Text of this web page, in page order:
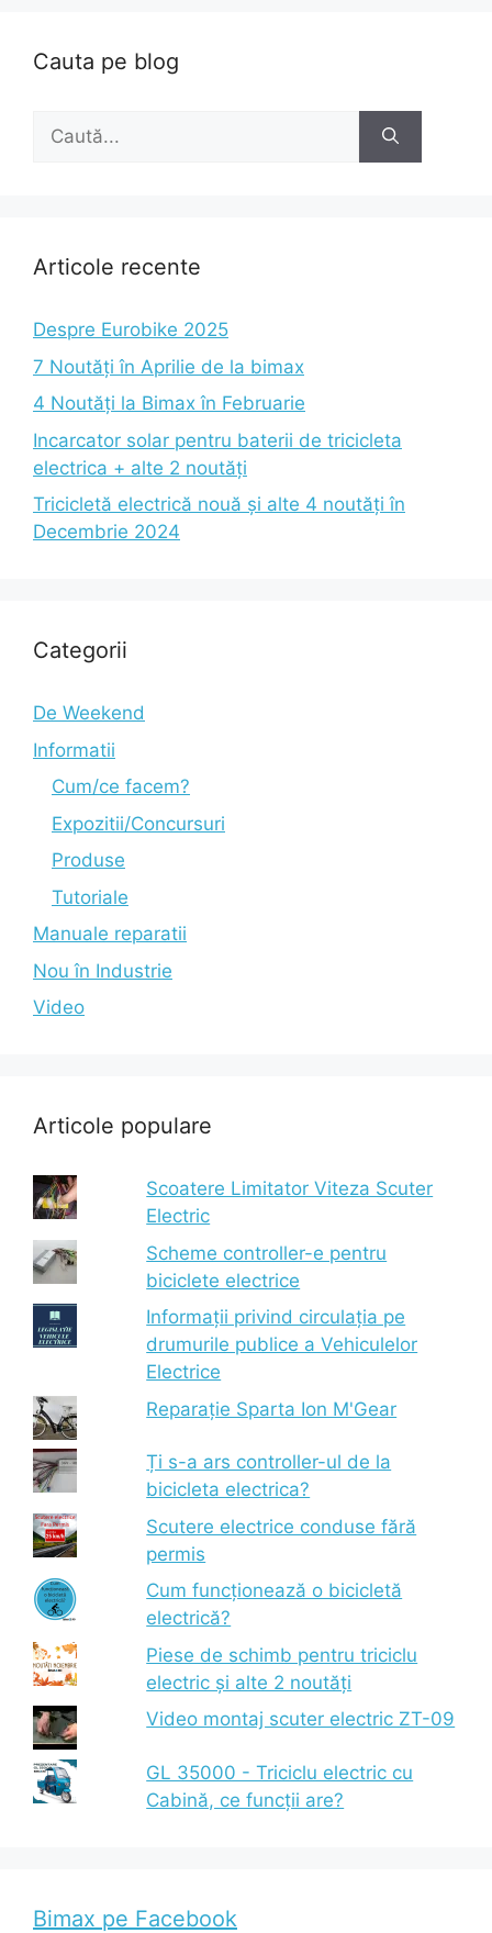
Cauta pe blog
Caută
Articole recente
Despre Eurobike 2025
7 Noutăți în Aprilie de la bimax
4 Noutăți la Bimax în Februarie
Incarcator solar pentru baterii de tricicleta
electrica + alte 2 noutăți
Tricicletă electrică nouă și alte 4 noutăți în
Decembrie 2024
Categorii
De Weekend
Informatii
Cum/ce facem?
Expozitii/Concursuri
Produse
Tutoriale
Manuale reparatii
Nou în Industrie
Video
Articole populare
Scoatere Limitator Viteza Scuter
Electric
Scheme controller-e pentru
biciclete electrice
Informații privind circulația pe
drumurile publice a Vehiculelor
Electrice
Reparație Sparta Ion M'Gear
Ți s-a ars controller-ul de la
bicicleta electrica?
Scutere electrice conduse fără
permis
Cum funcționează o bicicletă
electrică?
Piese de schimb pentru triciclu
electric și alte 2 noutăți
Video montaj scuter electric ZT-09
GL 35000 - Triciclu electric cu
Cabină, ce funcții are?
Bimax pe Facebook